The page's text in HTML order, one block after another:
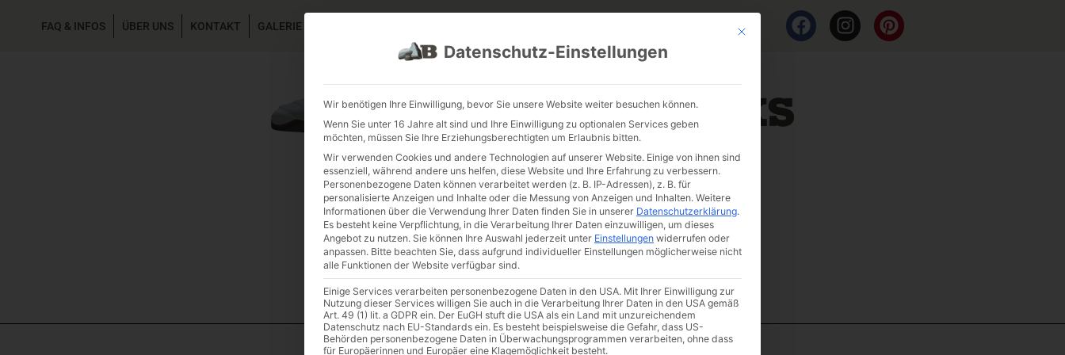
FAQ & INFOS ÜBER UNS KONTAKT GALERIE GARTENPROJEKTE Mit diesem Button wird der Dialog geschlossen. Seine Funktionalität ist
Datenschutz-Einstellungen
Wir benötigen Ihre Einwilligung, bevor Sie unsere Website weiter besuchen können.
Wenn Sie unter 16 Jahre alt sind und Ihre Einwilligung zu optionalen Services geben
möchten, müssen Sie Ihre Erziehungsberechtigten um Erlaubnis bitten.
Wir verwenden Cookies und andere Technologien auf unserer Website. Einige von ihnen sind
essenziell, während andere uns helfen, diese Website und Ihre Erfahrung zu verbessern.
Personenbezogene Daten können verarbeitet werden (z. B. IP-Adressen), z. B. für
personalisierte Anzeigen und Inhalte oder die Messung von Anzeigen und Inhalten. Weitere
Informationen über die Verwendung Ihrer Daten finden Sie in unserer Datenschutzerklärung.
Es besteht keine Verpflichtung, in die Verarbeitung Ihrer Daten einzuwilligen, um dieses
Angebot zu nutzen. Sie können Ihre Auswahl jederzeit unter Einstellungen widerrufen oder
anpassen. Bitte beachten Sie, dass aufgrund individueller Einstellungen möglicherweise nicht
alle Funktionen der Website verfügbar sind.
Einige Services verarbeiten personenbezogene Daten in den USA. Mit Ihrer Einwilligung zur
Nutzung dieser Services willigen Sie auch in die Verarbeitung Ihrer Daten in den USA gemäß
Art. 49 (1) lit. a GDPR ein. Der EuGH stuft die USA als ein Land mit unzureichendem
Datenschutz nach EU-Standards ein. Es besteht beispielsweise die Gefahr, dass US-
Behörden personenbezogene Daten in Überwachungsprogrammen verarbeiten, ohne dass
für Europäerinnen und Europäer eine Klagemöglichkeit besteht.